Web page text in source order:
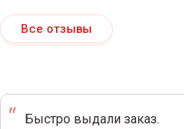
Все отзывы
Быстро выдали заказ.